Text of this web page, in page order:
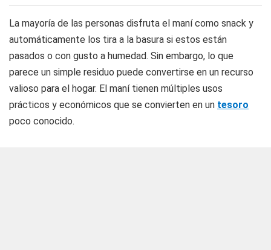
La mayoría de las personas disfruta el maní como snack y
automáticamente los tira a la basura si estos están
pasados o con gusto a humedad. Sin embargo, lo que
parece un simple residuo puede convertirse en un recurso
valioso para el hogar. El maní tienen múltiples usos
prácticos y económicos que se convierten en un tesoro
poco conocido.